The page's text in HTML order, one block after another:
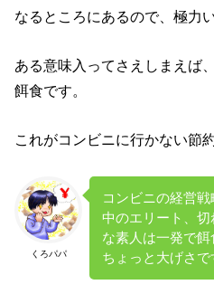
なるところにあるので、極力
ある意味入ってさえしまえば
餌食です。
これがコンビニに行かない節
くろパパ
コンビニの経営
中のエリート、切
な素人は一発で餌
ちょっと大げさで